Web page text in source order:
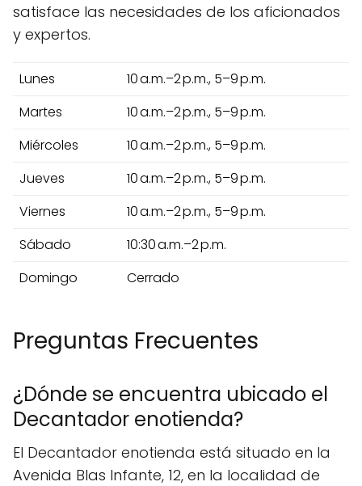
satisface las necesidades de los aficionados
y expertos.
Lunes
10 a.m.–2 p.m., 5–9 p.m.
Martes
10 a.m.–2 p.m., 5–9 p.m.
Miércoles
10 a.m.–2 p.m., 5–9 p.m.
Jueves
10 a.m.–2 p.m., 5–9 p.m.
Viernes
10 a.m.–2 p.m., 5–9 p.m.
Sábado
10:30 a.m.–2 p.m.
Domingo
Cerrado
Preguntas Frecuentes
¿Dónde se encuentra ubicado el
Decantador enotienda?
El Decantador enotienda está situado en la
Avenida Blas Infante, 12, en la localidad de